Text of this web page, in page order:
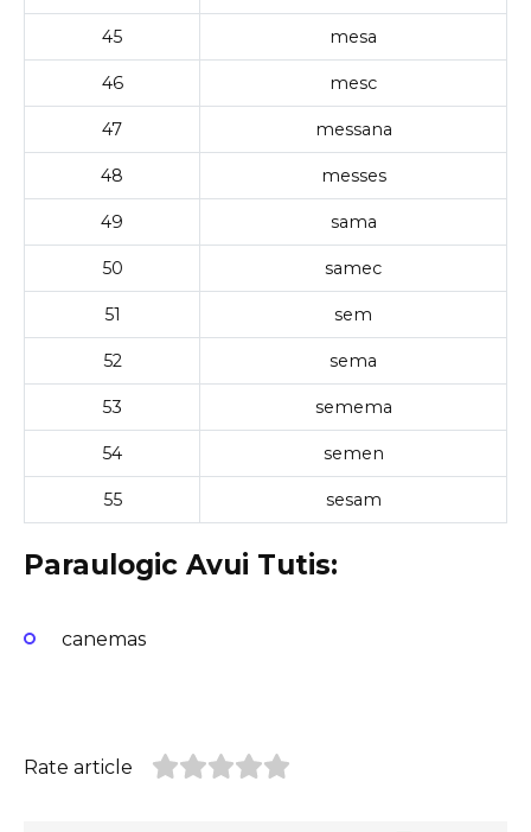
45 mesa
46 mesc
47 messana
48 messes
49 sama
50 samec
51 sem
52 sema
53 semema
54 semen
55 sesam
Paraulogic Avui Tutis:
canemas
Rate article